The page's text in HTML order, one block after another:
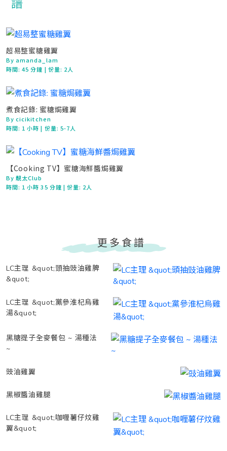
超易整蜜糖雞翼
By amanda_lam
時間:45 分鐘 | 份量: 2人
煮食記錄: 蜜糖焗雞翼
By cicikitchen
時間: 1 小時| 份量: 5-7人
【Cooking TV】蜜糖海鮮醬焗雞翼
By 靚太Club
時間: 1 小時 35 分鐘 | 份量: 2人
更多食譜
LC主理 &quot;頭抽豉油雞脾
&quot;
LC主理 &quot;黨參淮杞烏雞
湯&quot;
黑糖提子全麥餐包 ~ 湯種法
~
豉油雞翼
黑椒醬油雞腿
LC主理 &quot;咖喱薯仔炆雞
翼&quot;